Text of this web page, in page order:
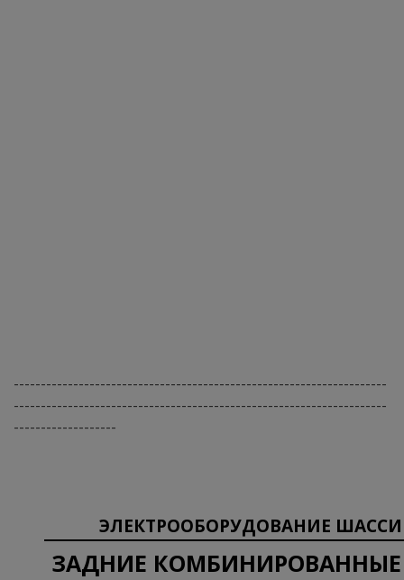
---------------------------------------------------------------------
---------------------------------------------------------------------
-------------------
ЭЛЕКТРООБОРУДОВАНИЕ ШАССИ
ЗАДНИЕ